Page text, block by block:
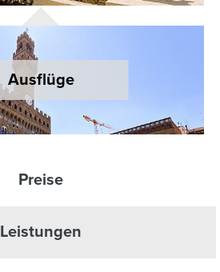
Ausflüge
Preise
Leistungen